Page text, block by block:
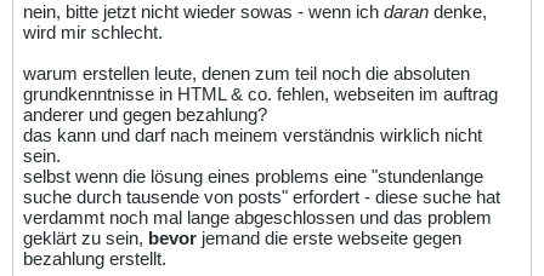
nein, bitte jetzt nicht wieder sowas - wenn ich daran denke,
wird mir schlecht.
warum erstellen leute, denen zum teil noch die absoluten
grundkenntnisse in HTML & co. fehlen, webseiten im auftrag
anderer und gegen bezahlung?
das kann und darf nach meinem verständnis wirklich nicht
sein.
selbst wenn die lösung eines problems eine "stundenlange
suche durch tausende von posts" erfordert - diese suche hat
verdammt noch mal lange abgeschlossen und das problem
geklärt zu sein, bevor jemand die erste webseite gegen
bezahlung erstellt.